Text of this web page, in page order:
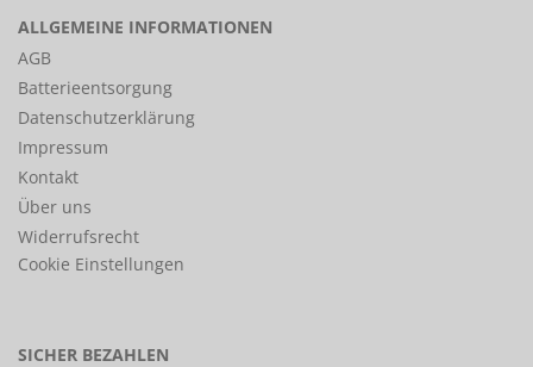
ALLGEMEINE INFORMATIONEN
AGB
Batterieentsorgung
Datenschutzerklärung
Impressum
Kontakt
Über uns
Widerrufsrecht
Cookie Einstellungen
SICHER BEZAHLEN